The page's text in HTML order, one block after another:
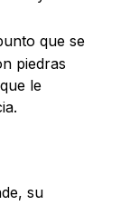
que se
piedras
le
su